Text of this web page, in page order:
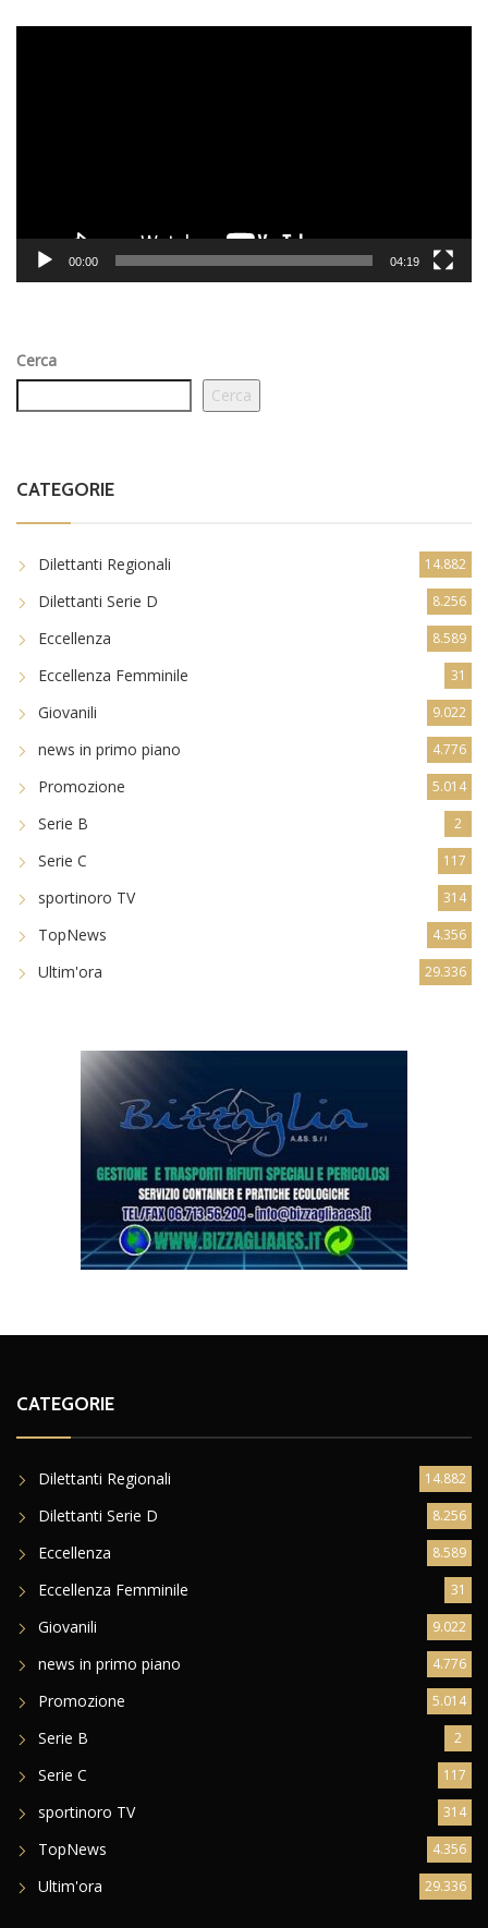
00:00 04:19
Cerca
Cerca
CATEGORIE
Dilettanti Regionali 14.882
Dilettanti Serie D 8.256
Eccellenza 8.589
Eccellenza Femminile 31
Giovanili 9.022
news in primo piano 4.776
Promozione 5.014
Serie B 2
Serie C 117
sportinoro TV 314
TopNews 4.356
Ultim'ora 29.336
CATEGORIE
Dilettanti Regionali 14.882
Dilettanti Serie D 8.256
Eccellenza 8.589
Eccellenza Femminile 31
Giovanili 9.022
news in primo piano 4.776
Promozione 5.014
Serie B 2
Serie C 117
sportinoro TV 314
TopNews 4.356
Ultim'ora 29.336